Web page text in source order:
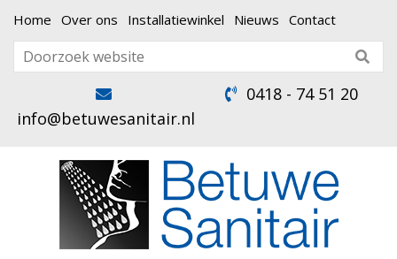
Home Over ons Installatiewinkel Nieuws Contact
info@betuwesanitair.nl
0418 - 74 51 20